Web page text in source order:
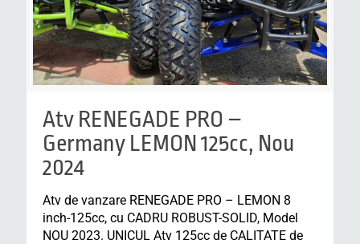
Atv RENEGADE PRO –
Germany LEMON 125cc, Nou
2024
Atv de vanzare RENEGADE PRO – LEMON 8
inch-125cc, cu CADRU ROBUST-SOLID, Model
NOU 2023. UNICUL Atv 125cc de CALITATE de